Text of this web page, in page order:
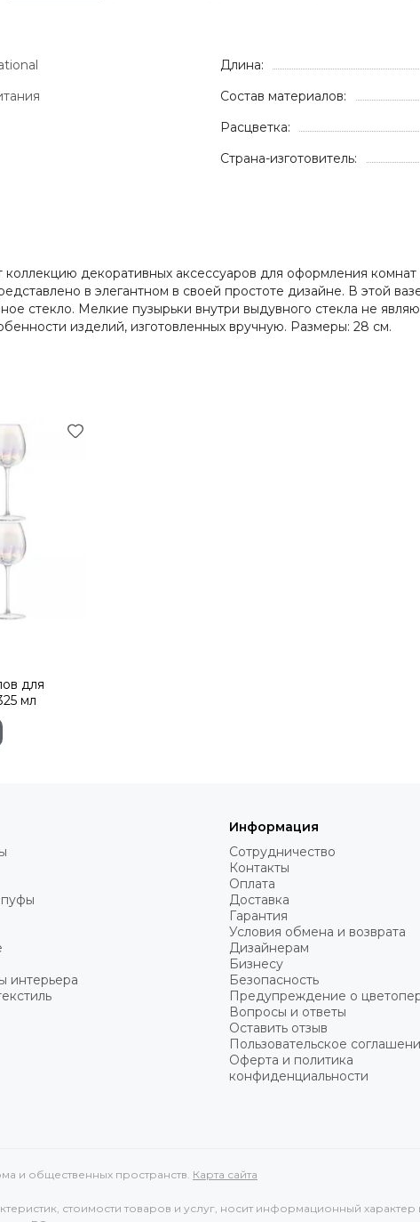
Длина:
Состав материалов:
Расцветка:
Страна-изготовитель:
коллекцию декоративных аксессуаров для оформления
в элегантном в своей простоте дизайне. В этой
стекло. Мелкие пузырьки внутри выдувного стекла не
изделий, изготовленных вручную. Размеры: 28 см.
для
мл
интерьера
Информация
Сотрудничество
Контакты
Оплата
Доставка
Гарантия
Условия обмена и возврата
Дизайнерам
Бизнесу
Безопасность
Предупреждение о
Вопросы и ответы
Оставить отзыв
Пользовательское
Оферта и политика
конфиденциальности
и общественных пространств. Карта сайта
стоимости товаров и услуг, носит информационный